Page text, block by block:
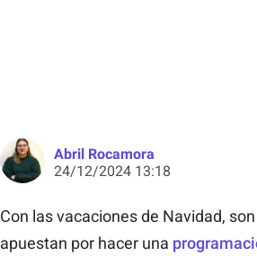
Abril Rocamora
24/12/2024 13:18
Con las vacaciones de Navidad,
apuestan por hacer una